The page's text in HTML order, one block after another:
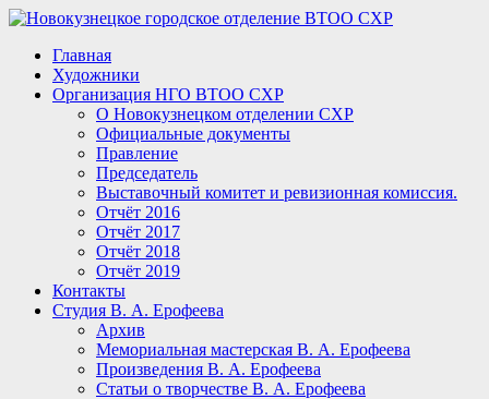
Перейти
содержанию
Новокузнецкое городское
отделение ВТОО СХР
Новокузнецк, искусство, художник,
выставка
Главная
Художники
Организация НГО ВТОО СХР
О Новокузнецком отделении СХР
Официальные документы
Правление
Председатель
Выставочный комитет и ревизионная комиссия.
Отчёт 2016
Отчёт 2017
Отчёт 2018
Отчёт 2019
Контакты
Студия В. А. Ерофеева
Архив
Мемориальная мастерская В. А. Ерофеева
Произведения В. А. Ерофеева
Статьи о творчестве В. А. Ерофеева